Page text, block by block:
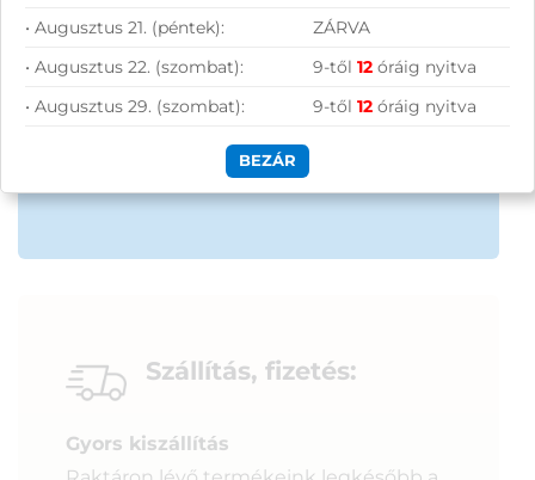
50 000 Ft felett ingyenes szállítás
Szolgáltatásaink vállalkozásoknak
Szállítás, fizetés:
Gyors kiszállítás
• Augusztus 21. (péntek):
ZÁRVA
• Augusztus 22. (szombat):
9-től12 óráig nyitva
• Augusztus 29. (szombat):
9-től12 óráig nyitva
BEZÁR